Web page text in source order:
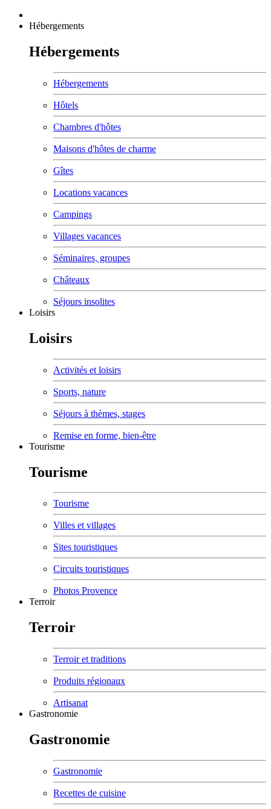
Hébergements
Hébergements
Hébergements
Hôtels
Chambres d'hôtes
Maisons d'hôtes de charme
Gîtes
Locations vacances
Campings
Villages vacances
Séminaires, groupes
Châteaux
Séjours insolites
Loisirs
Loisirs
Activités et loisirs
Sports, nature
Séjours à thèmes, stages
Remise en forme, bien-être
Tourisme
Tourisme
Tourisme
Villes et villages
Sites touristiques
Circuits touristiques
Photos Provence
Terroir
Terroir
Terroir et traditions
Produits régionaux
Artisanat
Gastronomie
Gastronomie
Gastronomie
Recettes de cuisine